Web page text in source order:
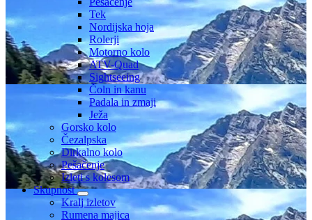
Tek
Nordijska hoja
Rolerji
Motorno kolo
ATV-Quad
Sightseeing
Čoln in kanu
Padala in zmaji
Ježa
Gorsko kolo
Čezalpska
Dirkalno kolo
Pešačenje
Izleti s kolesom
Skupnost
Kralj izletov
Rumena majica